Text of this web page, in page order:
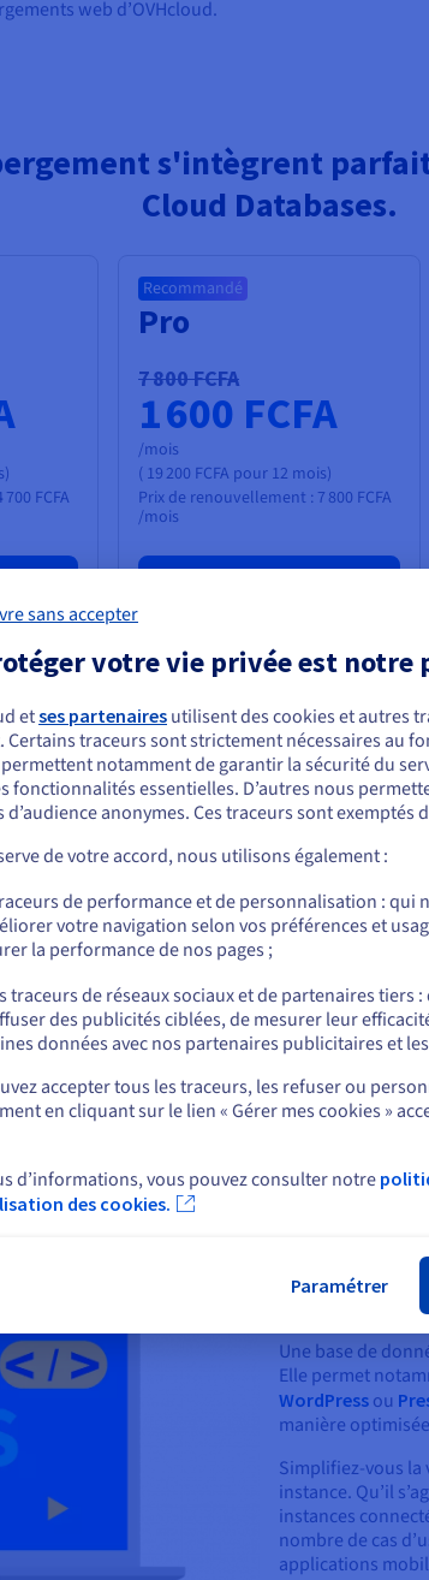
web d’OVHcloud.
s'intègrent
Cloud Databases.
700 FCFA
99,9
de1 Go
Recommandé
Pro
7 800 FCFA
1 600 FCFA
/mois
( 19 200 FCFA pour 12 mois)
Prix de renouvellement : 7 800 FCFA
/mois
1vCore
de RAM
250 Gostockage SSD
Sauvegardes automatiques
Disponibilité observée 99,9
%
sites
0
(
Go
10 bases de données
de
2
1nom de domaine offert la
première année*
Donnez
web
Une base de
Elle permet
WordPress ou
manière optimisée
Simplifiez-vous la
instance. Qu’il
instances
nombre de cas
applications
semblez être localisé en
commander, rendez-vous sur le site de votre pays (États-
us.ovhcloud.com/
Anglais USD - $
ou
sur le site actuel
un autre site web
sans accepter
votre vie privée est
etses partenaires utilisent des cookies et autres
Certains traceurs sont strictement nécessaires au
notamment de garantir la sécurité du
fonctionnalités essentielles. D’autres nous
d’audience anonymes. Ces traceurs sont exemptés
de votre accord, nous utilisons également :
de performance et de personnalisation : qui
votre navigation selon vos préférences et
la performance de nos pages ;
traceurs de réseaux sociaux et de partenaires tiers
des publicités ciblées, de mesurer leur
données avec nos partenaires publicitaires et
accepter tous les traceurs, les refuser ou
en cliquant sur le lien « Gérer mes cookies »
d’informations, vous pouvez consulter notre
des cookies.
Paramétrer